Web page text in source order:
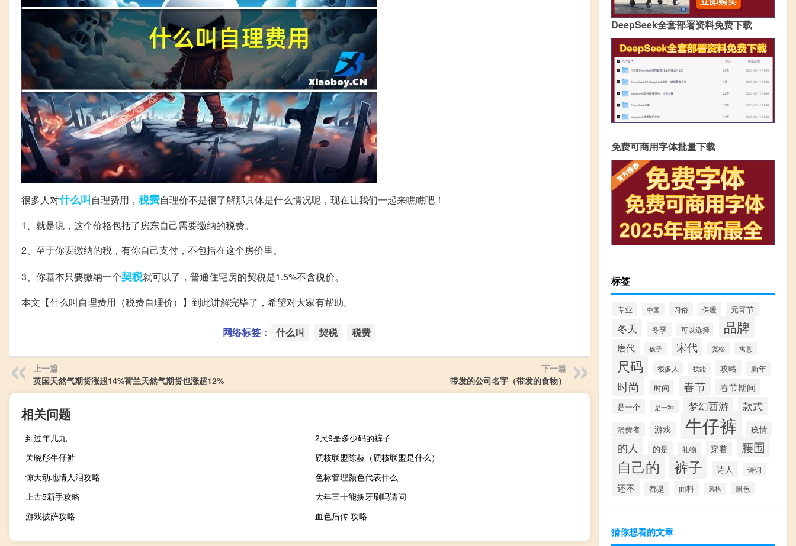
很多人对什么叫自理费用， 税费自理价不是很了解那具体是什么情况呢，现在让我们一起来瞧瞧吧！
1、就是说，这个价格包括了房东自己需要缴纳的税费。
2、至于你要缴纳的税，有你自己支付，不包括在这个房价里。
3、你基本只要缴纳一个契税就可以了，普通住宅房的契税是1.5%不含税价。
本文【什么叫自理费用（税费自理价）】到此讲解完毕了，希望对大家有帮助。
网络标签： 什么叫 契税 税费
上一篇
英国天然气期货涨超14%荷兰天然气期货也涨超12%
下一篇
带发的公司名字（带发的食物）
相关问题
到过年几九
2尺9是多少码的裤子
关晓彤牛仔裤
硬核联盟陈赫（硬核联盟是什么）
惊天动地情人泪攻略
色标管理颜色代表什么
上古5新手攻略
大年三十能换牙刷吗请问
游戏披萨攻略
血色后传 攻略
DeepSeek全套部署资料免费下载
免费可商用字体批量下载
标签
专业 中国 习俗 保暖 元宵节
冬天 冬季 可以选择 品牌
唐代 孩子 宋代 宽松 寓意
尺码 很多人 技能 攻略 新年
时尚 时间 春节 春节期间
是一个 是一种 梦幻西游 款式
消费者 游戏 牛仔裤 疫情
的人 的是 礼物 穿着 腰围
自己的 裤子 诗人 诗词
还不 都是 面料 风格 黑色
猜你想看的文章